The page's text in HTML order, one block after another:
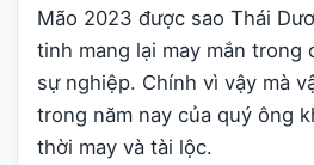
Mão 2023 được sao Thái
tinh mang lại may mắn trong
sự nghiệp. Chính vì vậy mà
trong năm nay của quý ông
thời may và tài lộc.